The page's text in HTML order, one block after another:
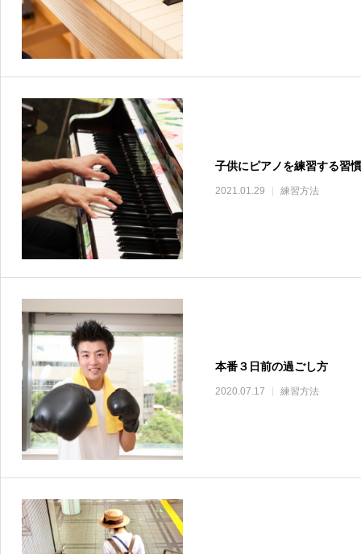
子供にピアノを練習する習
2021.01.29 練習方法
本番３日前の過ごし方
2020.07.17 練習方法